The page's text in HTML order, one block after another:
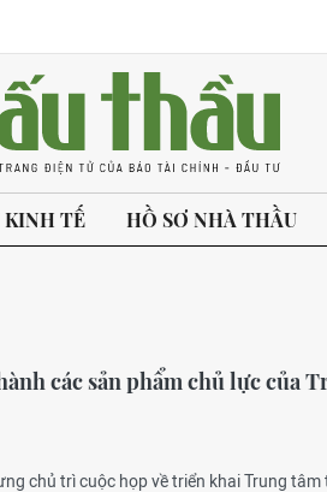
KINH TẾ HỒ SƠ NHÀ THẦU
các sản phẩm chủ lực của
chủ trì cuộc họp về triển khai Trung tâm